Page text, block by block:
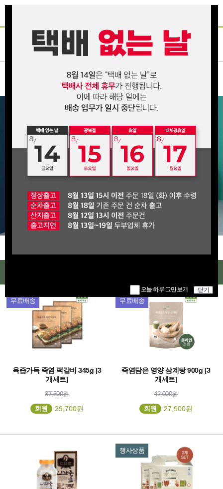
인산죽염 죽염장류 진액/고 환/분말
온라인전용 화장품
신제품
무료배송
육즙가득 죽염 떡갈비 345g [3
개세트]
37,500원
회원
29,700원
무료배송
죽염담은 영양 삼계탕 900g [3
개세트]
42,000원
회원
27,900원
행사상품
오늘 하루 그만보기 닫기